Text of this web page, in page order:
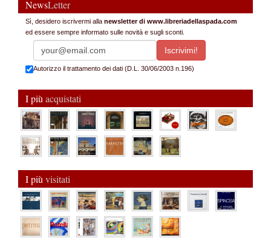
NewsLetter
Sì, desidero iscrivermi alla newsletter di www.libreriadellaspada.com
ed essere sempre informato sulle novità e sugli sconti.
Autorizzo il trattamento dei dati (D.L. 30/06/2003 n.196)
I piùacquistati
I piùvisitati